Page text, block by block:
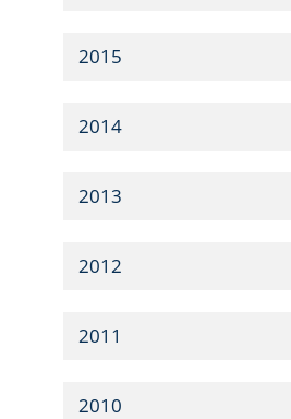
2015
2014
2013
2012
2011
2010